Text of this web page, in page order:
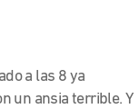
a las 8 ya
un ansia terrible. Y